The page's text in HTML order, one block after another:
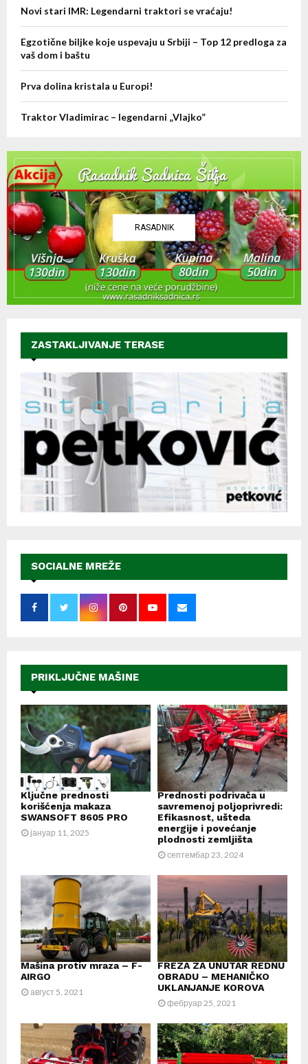
H
Novi stari IMR: Legendarni traktori se vraćaju!
Egzotične biljke koje uspevaju u Srbiji – Top 12 predloga za
vaš dom i baštu
Prva dolina kristala u Europi!
Traktor Vladimirac – legendarni „Vlajko”
RASADNIK
ZASTAKLJIVANJE TERASE
SOCIALNE MREŽE
PRIKLJUČNE MAŠINE
Ključne prednosti
korišćenja makaza
SWANSOFT 8605 PRO
јануар 11, 2025
Prednosti podrivača u
savremenoj poljoprivredi:
Efikasnost, ušteda
energije i povećanje
plodnosti zemljišta
септембар 23, 2024
Mašina protiv mraza – F-
AIRGO
август 5, 2021
FREZA ZA UNUTAR REDNU
OBRADU – MEHANIČKO
UKLANJANJE KOROVA
фебруар 25, 2021